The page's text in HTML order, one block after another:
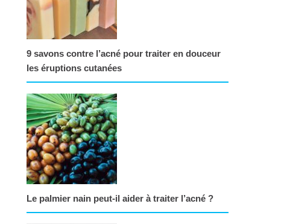
9 savons contre l’acné pour traiter en douceur
les éruptions cutanées
Le palmier nain peut-il aider à traiter l’acné ?